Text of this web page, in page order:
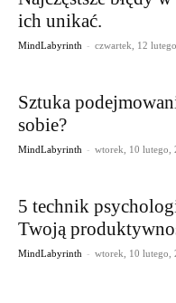
ich unikać.
MindLabyrinth - czwartek, 12
Sztuka
sobie?
MindLabyrinth - wtorek, 10 lutego,
5 technik
Twoją
MindLabyrinth - wtorek, 10 lutego,